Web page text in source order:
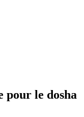
pour le dosha